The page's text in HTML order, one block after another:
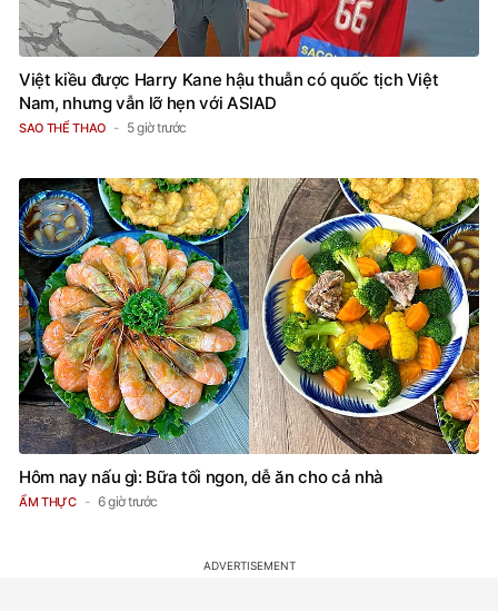
Việt kiều được Harry Kane hậu thuẫn có quốc tịch Việt
Nam, nhưng vẫn lỡ hẹn với ASIAD
SAO THỂ THAO 5 giờ trước
Hôm nay nấu gì: Bữa tối ngon, dễ ăn cho cả nhà
ẨM THỰC 6 giờ trước